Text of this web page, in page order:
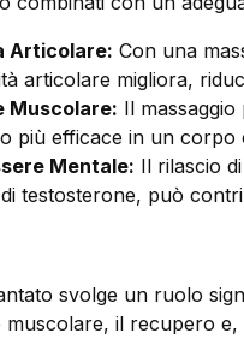
Articolare: Con una
articolare migliora,
Muscolare: Il
più efficace in un corpo
Mentale: Il rilascio
testosterone, può
svolge un ruolo
il recupero